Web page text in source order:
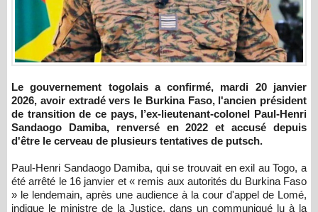
Le gouvernement togolais a confirmé, mardi 20 janvier
2026, avoir extradé vers le Burkina Faso, l'ancien président
de transition de ce pays, l’ex-lieutenant-colonel Paul-Henri
Sandaogo Damiba, renversé en 2022 et accusé depuis
d'être le cerveau de plusieurs tentatives de putsch.
Paul-Henri Sandaogo Damiba, qui se trouvait en exil au Togo, a
été arrêté le 16 janvier et « remis aux autorités du Burkina Faso
» le lendemain, après une audience à la cour d'appel de Lomé,
indique le ministre de la Justice, dans un communiqué lu à la